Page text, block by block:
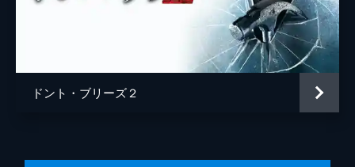
ドント・ブリーズ２